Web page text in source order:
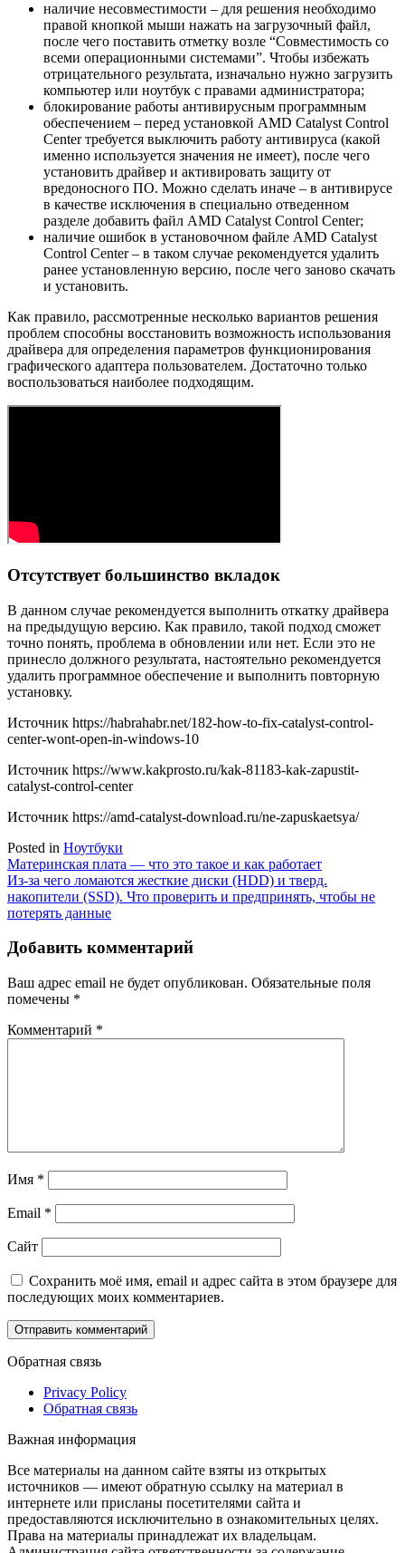
наличие несовместимости – для решения необходимо
правой кнопкой мыши нажать на загрузочный файл,
после чего поставить отметку возле “Совместимость со
всеми операционными системами”. Чтобы избежать
отрицательного результата, изначально нужно загрузить
компьютер или ноутбук с правами администратора;
блокирование работы антивирусным программным
обеспечением – перед установкой AMD Catalyst Control
Center требуется выключить работу антивируса (какой
именно используется значения не имеет), после чего
установить драйвер и активировать защиту от
вредоносного ПО. Можно сделать иначе – в антивирусе
в качестве исключения в специально отведенном
разделе добавить файл AMD Catalyst Control Center;
наличие ошибок в установочном файле AMD Catalyst
Control Center – в таком случае рекомендуется удалить
ранее установленную версию, после чего заново скачать
и установить.
Как правило, рассмотренные несколько вариантов решения
проблем способны восстановить возможность использования
драйвера для определения параметров функционирования
графического адаптера пользователем. Достаточно только
воспользоваться наиболее подходящим.
Отсутствует большинство вкладок
В данном случае рекомендуется выполнить откатку драйвера
на предыдущую версию. Как правило, такой подход сможет
точно понять, проблема в обновлении или нет. Если это не
принесло должного результата, настоятельно рекомендуется
удалить программное обеспечение и выполнить повторную
установку.
Источник https://habrahabr.net/182-how-to-fix-catalyst-control-
center-wont-open-in-windows-10
Источник https://www.kakprosto.ru/kak-81183-kak-zapustit-
catalyst-control-center
Источник https://amd-catalyst-download.ru/ne-zapuskaetsya/
Posted in Ноутбуки
Навигация
по
записям
Материнская плата — что это такое и как работает
Из-за чего ломаются жесткие диски (HDD) и тверд.
накопители (SSD). Что проверить и предпринять, чтобы не
потерять данные
Добавить комментарий
Ваш адрес email не будет опубликован. Обязательные поля
помечены *
Комментарий *
Имя *
Email *
Сайт
Сохранить моё имя, email и адрес сайта в этом браузере для
последующих моих комментариев.
Обратная связь
Privacy Policy
Обратная связь
Важная информация
Все материалы на данном сайте взяты из открытых
источников — имеют обратную ссылку на материал в
интернете или присланы посетителями сайта и
предоставляются исключительно в ознакомительных целях.
Права на материалы принадлежат их владельцам.